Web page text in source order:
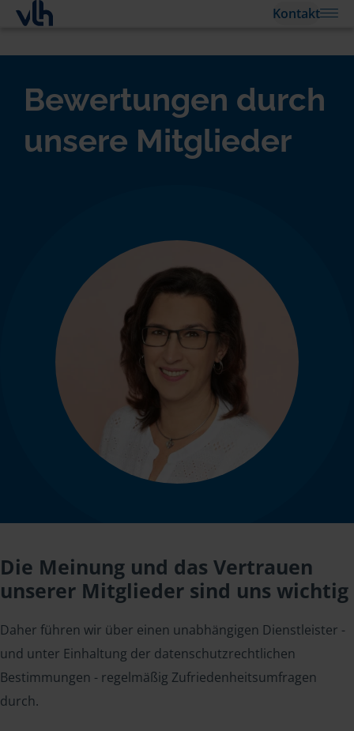
Kontakt
Bewertungen durch
unsere Mitglieder
Die Meinung und das Vertrauen
unserer Mitglieder sind uns wichtig
Daher führen wir über einen unabhängigen Dienstleister -
und unter Einhaltung der datenschutzrechtlichen
Bestimmungen - regelmäßig Zufriedenheitsumfragen
durch.